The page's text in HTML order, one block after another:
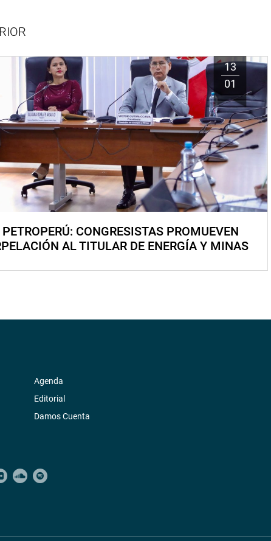
13
01
CONGRESISTAS PROMUEVEN
AL TITULAR DE ENERGÍA Y MINAS
Agenda
Editorial
Damos Cuenta